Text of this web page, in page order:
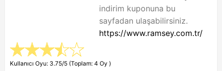
indirim kuponuna bu
sayfadan ulaşabilirsiniz.
https://www.ramsey.com.tr/
Kullanıcı Oyu: 3.75/5 (Toplam: 4 Oy )